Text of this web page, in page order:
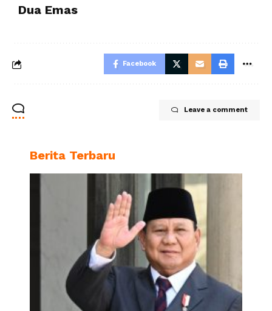
Dua Emas
Facebook
Leave a comment
Berita Terbaru